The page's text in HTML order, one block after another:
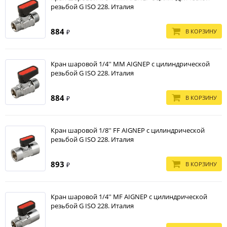
латуни.
резьбой G ISO 228. Италия
884 ₽ В КОРЗИНУ
Кран шаровой 1/4'' MM AIGNEP с цилиндрической
резьбой G ISO 228. Италия
884 ₽ В КОРЗИНУ
Кран шаровой 1/8'' FF AIGNEP с цилиндрической
резьбой G ISO 228. Италия
893 ₽ В КОРЗИНУ
Кран шаровой 1/4'' MF AIGNEP с цилиндрической
резьбой G ISO 228. Италия